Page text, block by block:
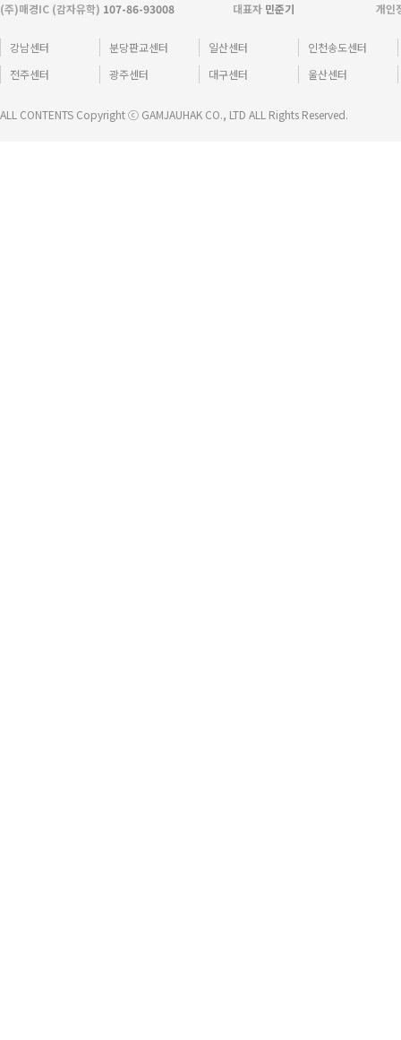
(주)매경IC (감자유학) 107-86-93008 대표자 민준기 개인
강남센터 분당판교센터 일산센터
인천송도센터
전주센터
광주센터 대구센터 울산센터
ALL CONTENTS Copyright ⓒ GAMJAUHAK CO., LTD ALL Rights Reserved.